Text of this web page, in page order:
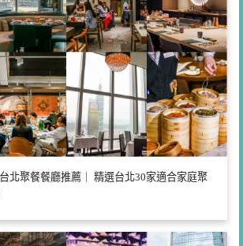
北聚餐餐廳推薦｜ 精選台北30家適合家庭聚